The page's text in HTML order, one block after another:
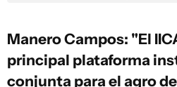
Manero Campos: "El
principal plataforma
conjunta para el agro